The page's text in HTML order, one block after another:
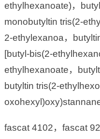
ethylhexanoate)，
monobutyltin tris(2-
2-ethylexanoa，
[butyl-bis(2-
ethylhexanoate，
butyltin tris(2-
fascat 4102，fascat